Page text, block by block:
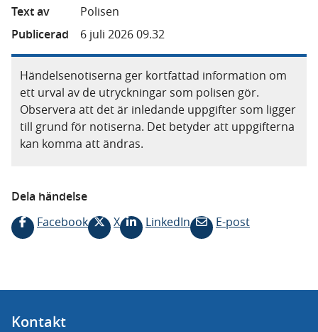
Text av
Polisen
Publicerad
6 juli 2026 09.32
Händelsenotiserna ger kortfattad information om
ett urval av de utryckningar som polisen gör.
Observera att det är inledande uppgifter som ligger
till grund för notiserna. Det betyder att uppgifterna
kan komma att ändras.
Dela händelse
Facebook
X LinkedIn E-post
Kontakt